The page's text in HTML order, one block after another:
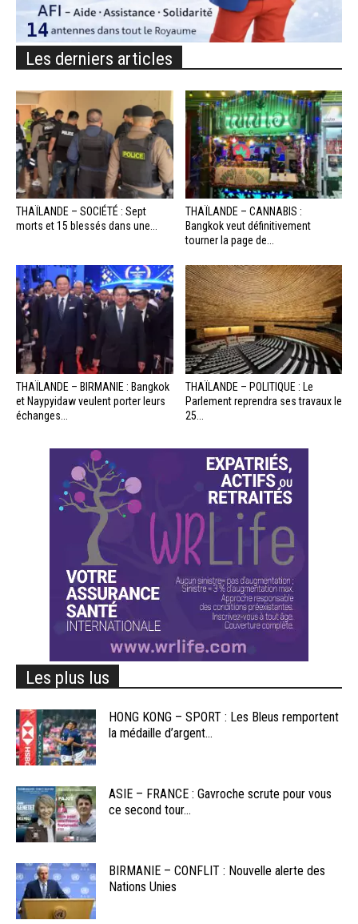
Les derniers articles
THAÏLANDE – SOCIÉTÉ : Sept
morts et 15 blessés dans une...
THAÏLANDE – CANNABIS :
Bangkok veut définitivement
tourner la page de...
THAÏLANDE – BIRMANIE : Bangkok
et Naypyidaw veulent porter leurs
échanges...
THAÏLANDE – POLITIQUE : Le
Parlement reprendra ses travaux le
25...
Les plus lus
HONG KONG – SPORT : Les Bleus remportent
la médaille d’argent...
ASIE – FRANCE : Gavroche scrute pour vous
ce second tour...
BIRMANIE – CONFLIT : Nouvelle alerte des
Nations Unies